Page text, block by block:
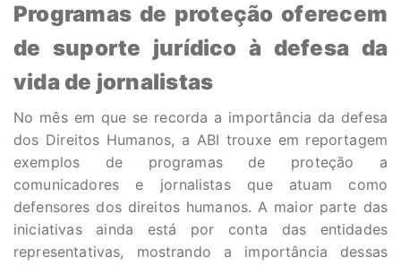
Programas de proteção oferecem
de suporte jurídico à defesa da
vida de jornalistas
No mês em que se recorda a importância da defesa
dos Direitos Humanos, a ABI trouxe em reportagem
exemplos de programas de proteção a
comunicadores e jornalistas que atuam como
defensores dos direitos humanos. A maior parte das
iniciativas ainda está por conta das entidades
representativas, mostrando a importância dessas